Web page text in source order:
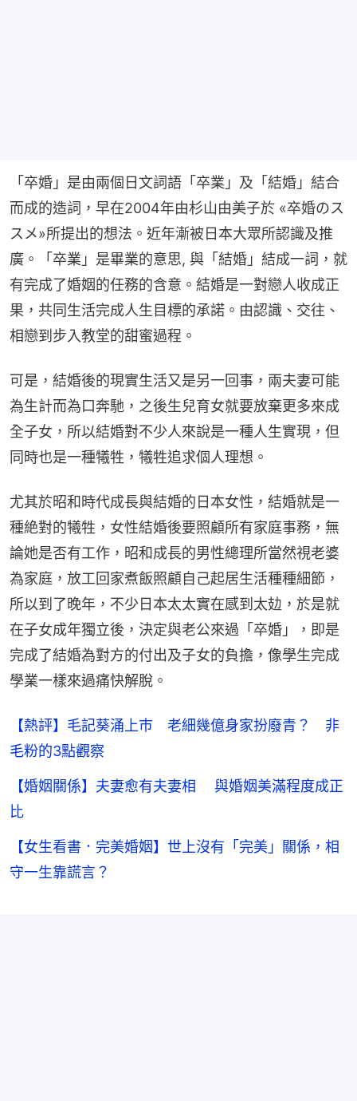
「卒婚」是由兩個日文詞語「卒業」及「結婚」結合
而成的造詞，早在2004年由杉山由美子於 «卒婚のス
スメ»所提出的想法。近年漸被日本大眾所認識及推
廣。「卒業」是畢業的意思, 與「結婚」結成一詞，就
有完成了婚姻的任務的含意。結婚是一對戀人收成正
果，共同生活完成人生目標的承諾。由認識、交往、
相戀到步入教堂的甜蜜過程。
可是，結婚後的現實生活又是另一回事，兩夫妻可能
為生計而為口奔馳，之後生兒育女就要放棄更多來成
全子女，所以結婚對不少人來說是一種人生實現，但
同時也是一種犧牲，犧牲追求個人理想。
尤其於昭和時代成長與結婚的日本女性，結婚就是一
種絶對的犧牲，女性結婚後要照顧所有家庭事務，無
論她是否有工作，昭和成長的男性總理所當然視老婆
為家庭，放工回家煮飯照顧自己起居生活種種細節，
所以到了晚年，不少日本太太實在感到太攰，於是就
在子女成年獨立後，決定與老公來過「卒婚」，即是
完成了結婚為對方的付出及子女的負擔，像學生完成
學業一樣來過痛快解脫。
【熱評】毛記葵涌上巿 老細幾億身家扮廢青？ 非
毛粉的3點觀察
【婚姻關係】夫妻愈有夫妻相 與婚姻美滿程度成正
比
【女生看書．完美婚姻】世上沒有「完美」關係，相
守一生靠謊言？